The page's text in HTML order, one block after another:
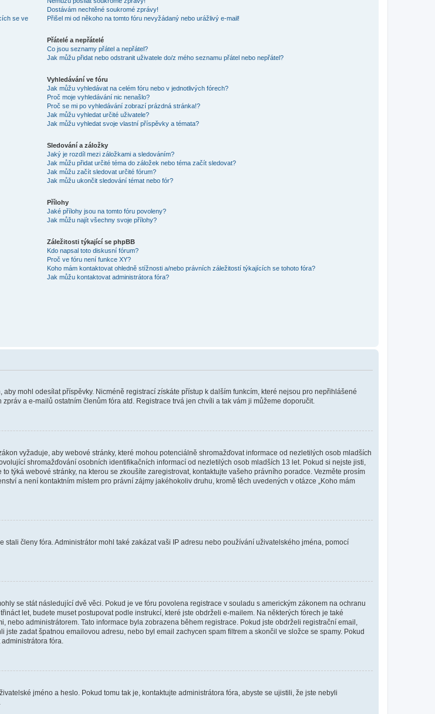
se ve
Dostávám nechtěné soukromé zprávy!
Přišel mi od někoho na tomto fóru nevyžádaný nebo urážlivý e-mail!
Přátelé a nepřátelé
Co jsou seznamy přátel a nepřátel?
Jak můžu přidat nebo odstranit uživatele do/z mého seznamu přátel nebo nepřátel?
Vyhledávání ve fóru
Jak můžu vyhledávat na celém fóru nebo v jednotlivých fórech?
Proč moje vyhledávání nic nenašlo?
Proč se mi po vyhledávání zobrazí prázdná stránka!?
Jak můžu vyhledat určité uživatele?
Jak můžu vyhledat svoje vlastní příspěvky a témata?
Sledování a záložky
Jaký je rozdíl mezi záložkami a sledováním?
Jak můžu přidat určité téma do záložek nebo téma začít sledovat?
Jak můžu začít sledovat určité fórum?
Jak můžu ukončit sledování témat nebo fór?
Přílohy
Jaké přílohy jsou na tomto fóru povoleny?
Jak můžu najít všechny svoje přílohy?
Záležitosti týkající se phpBB
Kdo napsal toto diskusní fórum?
Proč ve fóru není funkce XY?
Koho mám kontaktovat ohledně stížnosti a/nebo právních záležitostí týkajících se tohoto fóra?
Jak můžu kontaktovat administrátora fóra?
mohl odesílat příspěvky. Nicméně registrací získáte přístup k dalším funkcím, které nejsou pro nepřihlášené
a e-mailů ostatním členům fóra atd. Registrace trvá jen chvíli a tak vám ji můžeme doporučit.
vyžaduje, aby webové stránky, které mohou potenciálně shromažďovat informace od nezletilých osob mladších
shromažďování osobních identifikačních informací od nezletilých osob mladších 13 let. Pokud si nejste jisti,
týká webové stránky, na kterou se zkoušíte zaregistrovat, kontaktujte vašeho právního poradce. Vezměte prosím
a není kontaktním místem pro právní zájmy jakéhokoliv druhu, kromě těch uvedených v otázce „Koho mám
členy fóra. Administrátor mohl také zakázat vaši IP adresu nebo používání uživatelského jména, pomocí
se stát následující dvě věci. Pokud je ve fóru povolena registrace v souladu s americkým zákonem na ochranu
let, budete muset postupovat podle instrukcí, které jste obdrželi e-mailem. Na některých fórech je také
administrátorem. Tato informace byla zobrazena během registrace. Pokud jste obdrželi registrační email,
zadat špatnou emailovou adresu, nebo byl email zachycen spam filtrem a skončil ve složce se spamy. Pokud
fóra.
jméno a heslo. Pokud tomu tak je, kontaktujte administrátora fóra, abyste se ujistili, že jste nebyli